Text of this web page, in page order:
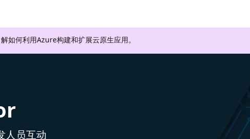
如何利用Azure构建和扩展云原生应用。
人员互动